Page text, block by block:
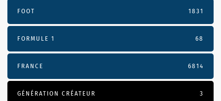
FOOT 1831
FORMULE 1 68
FRANCE 6814
GÉNÉRATION CRÉATEUR 3